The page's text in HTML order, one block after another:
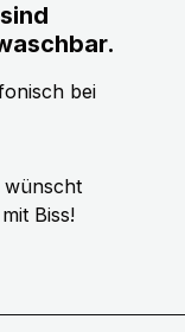
bei
wünscht
Biss!